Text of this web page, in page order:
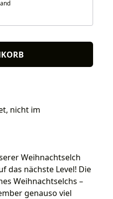
nicht im
Weihnachtselch
das nächste Level! Die
Weihnachtselchs –
genauso viel